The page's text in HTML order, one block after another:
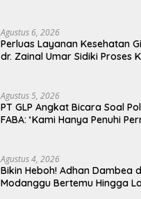
Agustus 6, 2026
Perluas Layanan Kesehatan
dr. Zainal Umar Sidiki Proses
Agustus 5, 2026
PT GLP Angkat Bicara Soal
FABA: ‘Kami Hanya Penuhi
Agustus 4, 2026
Bikin Heboh! Adhan Dambea
Modanggu Bertemu Hingga